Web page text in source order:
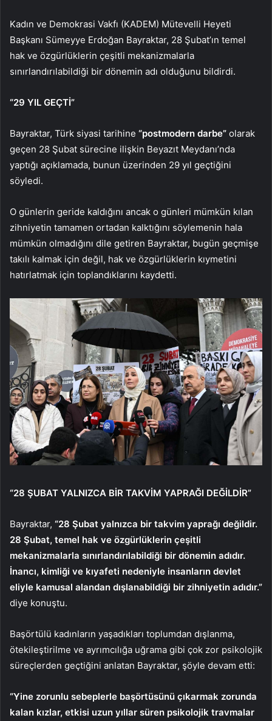
Kadın ve Demokrasi Vakfı (KADEM) Mütevelli Heyeti
Başkanı Sümeyye Erdoğan Bayraktar, 28 Şubat’ın temel
hak ve özgürlüklerin çeşitli mekanizmalarla
sınırlandırılabildiği bir dönemin adı olduğunu bildirdi.
“29 YIL GEÇTİ”
Bayraktar, Türk siyasi tarihine “postmodern darbe” olarak
geçen 28 Şubat sürecine ilişkin Beyazıt Meydanı’nda
yaptığı açıklamada, bunun üzerinden 29 yıl geçtiğini
söyledi.
O günlerin geride kaldığını ancak o günleri mümkün kılan
zihniyetin tamamen ortadan kalktığını söylemenin hala
mümkün olmadığını dile getiren Bayraktar, bugün geçmişe
takılı kalmak için değil, hak ve özgürlüklerin kıymetini
hatırlatmak için toplandıklarını kaydetti.
“28 ŞUBAT YALNIZCA BİR TAKVİM YAPRAĞI DEĞİLDİR”
Bayraktar, “28 Şubat yalnızca bir takvim yaprağı değildir.
28 Şubat, temel hak ve özgürlüklerin çeşitli
mekanizmalarla sınırlandırılabildiği bir dönemin adıdır.
İnancı, kimliği ve kıyafeti nedeniyle insanların devlet
eliyle kamusal alandan dışlanabildiği bir zihniyetin adıdır.”
diye konuştu.
Başörtülü kadınların yaşadıkları toplumdan dışlanma,
ötekileştirilme ve ayrımcılığa uğrama gibi çok zor psikolojik
süreçlerden geçtiğini anlatan Bayraktar, şöyle devam etti:
“Yine zorunlu sebeplerle başörtüsünü çıkarmak zorunda
kalan kızlar, etkisi uzun yıllar süren psikolojik travmalar